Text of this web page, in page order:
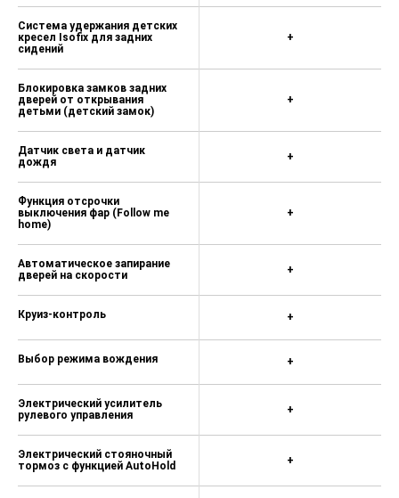
Система удержания детских
кресел Isofix для задних
сидений
Блокировка замков задних
дверей от открывания
детьми (детский замок)
Датчик света и датчик
дождя
Функция отсрочки
выключения фар (Follow me
home)
Автоматическое запирание
дверей на скорости
Круиз-контроль
Выбор режима вождения
Электрический усилитель
рулевого управления
Электрический стояночный
тормоз с функцией AutoHold
+
+
+
+
+
+
+
+
+